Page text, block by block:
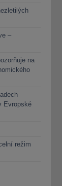
–
na
Evropské
režim